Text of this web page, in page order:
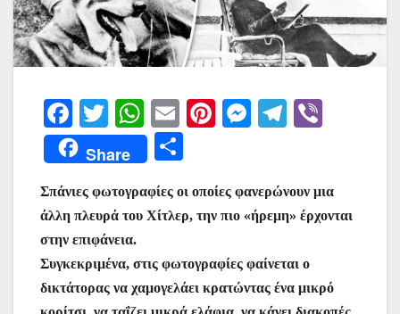
F
a
c
e
b
o
o
T
w
itt
er
W
h
at
s
A
p
p
E
m
ai
l
Pi
e
st
M
s
e
n
g
T
gr
a
m
Share
ρ
α
σ
τε
Σπάνιες φωτογραφίες οι οποίες φανερώνουν μια
άλλη πλευρά του Χίτλερ, την πιο «ήρεμη» έρχονται
στην επιφάνεια.
Συγκεκριμένα, στις φωτογραφίες φαίνεται ο
δικτάτορας να χαμογελάει κρατώντας ένα μικρό